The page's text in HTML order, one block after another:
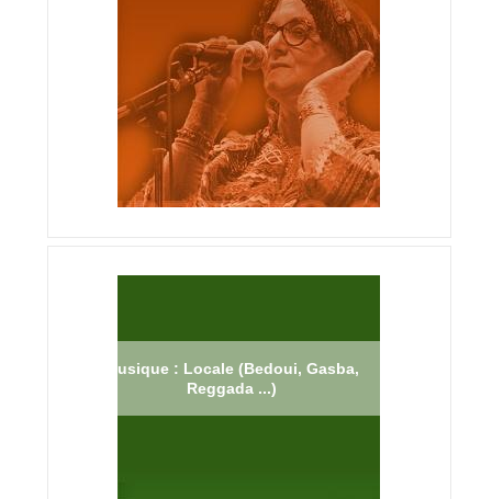
Musique : Locale (Bedoui, Gasba,
Reggada ...)